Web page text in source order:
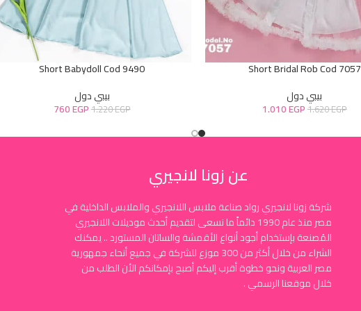
Short Bridal Rob Cod 7057
بيبي دول
1.620EGP
1.010EGP
Short Babydoll Cod 9490
بيبي دول
1.220EGP
760EGP
عن زونا لانجيري
شركة زونا لانجيري رواد صناعة ملابس اللانجيري والملابس الداخلية في
مصر منذ عام 1990 دائماً ما نسعى لتقديم أحدث موديلات اللانجيري
المُصنعة بإستخدام أجود أنواع الأقمشة والساتان المستورد .. يمكنك
الشراء من خلال أكثر من 300 موزع للشركة في جميع أنحاء جمهورية
مصر العربية ونحو خطوة أقرب إليكم أصبح بإمكانكم الأن الطلب من
خلال موقعنا الرسمي .